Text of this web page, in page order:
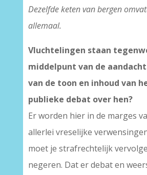
Dezelfde keten van bergen
allemaal.
Vluchtelingen staan
middelpunt van de
van de toon en inhoud van
publieke debat over hen?
Er worden hier in de marges
allerlei vreselijke
moet je strafrechtelijk
negeren. Dat er debat en